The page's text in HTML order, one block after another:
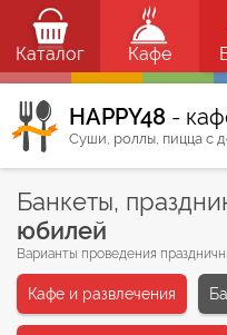
Каталог Кафе
HAPPY48 -
Суши, роллы, пицца с
Банкеты,
юбилей
Варианты проведения
Кафе и развлечения